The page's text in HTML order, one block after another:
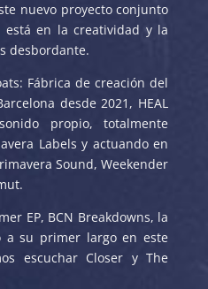
nuevo proyecto conjunto
en la creatividad y la
desbordante.
Fábrica de creación del
desde 2021, HEAL
propio, totalmente
Labels y actuando en
Sound, Weekender
EP, BCN Breakdowns, la
a su primer largo en este
escuchar Closer y The